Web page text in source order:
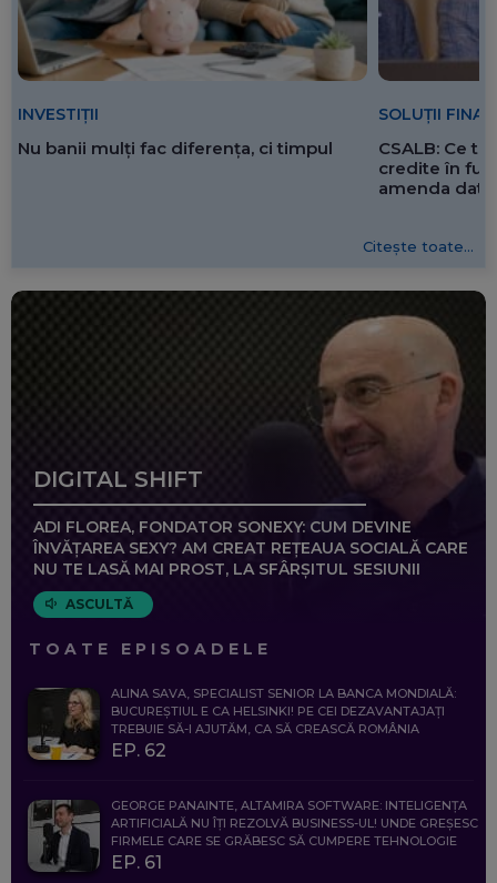
INVESTIȚII
Nu banii mulți fac diferența, ci timpul
SOLUȚII
CSALB: Ce
credite în
amenda
Citește toate...
DIGITAL SHIFT
ADI FLOREA, FONDATOR SONEXY: CUM DEVINE
ÎNVĂȚAREA SEXY? AM CREAT REȚEAUA SOCIALĂ CARE
NU TE LASĂ MAI PROST, LA SFÂRȘITUL SESIUNII
ASCULTĂ
TOATE EPISOADELE
ALINA SAVA, SPECIALIST SENIOR LA BANCA MONDIALĂ:
BUCUREȘTIUL E CA HELSINKI! PE CEI DEZAVANTAJAȚI
TREBUIE SĂ-I AJUTĂM, CA SĂ CREASCĂ ROMÂNIA
EP. 62
GEORGE PANAINTE, ALTAMIRA SOFTWARE: INTELIGENȚA
ARTIFICIALĂ NU ÎȚI REZOLVĂ BUSINESS-UL! UNDE GREȘESC
FIRMELE CARE SE GRĂBESC SĂ CUMPERE TEHNOLOGIE
EP. 61